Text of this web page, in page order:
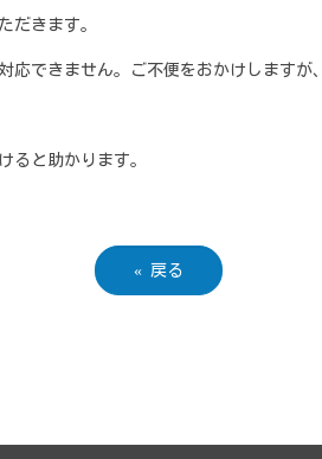
だきます。
できません。ご不便をおかけしますが
ると助かります。
« 戻る